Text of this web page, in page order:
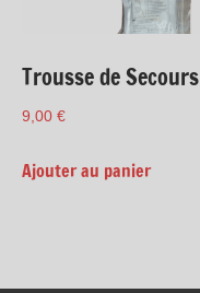
Trousse de Secours
9,00 €
Ajouter au panier